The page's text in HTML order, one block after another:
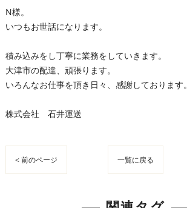
N様。
いつもお世話になります。
積み込みをし丁寧に業務をしていきます。
大津市の配達、頑張ります。
いろんなお仕事を頂き日々、感謝しております。
株式会社 石井運送
< 前のページ 一覧に戻る